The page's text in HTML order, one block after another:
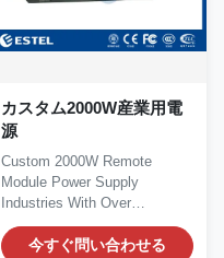
カスタム2000W産業用電
源
Custom 2000W Remote
Module Power Supply
Industries With Over
Temperature Protection
Quick...今すぐ問い合わせる